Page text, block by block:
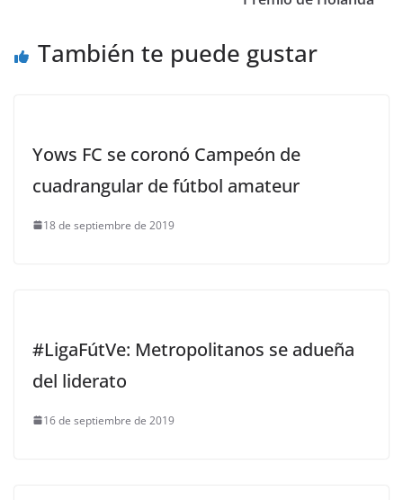
También te puede gustar
Yows FC se coronó Campeón de
cuadrangular de fútbol amateur
18 de septiembre de 2019
#LigaFútVe: Metropolitanos se adueña
del liderato
16 de septiembre de 2019